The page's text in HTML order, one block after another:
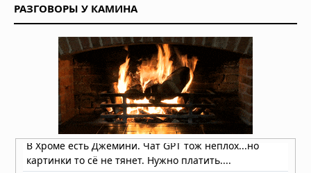
Землетрясение в Италии: магнитуда
4,7 у Неаполя, повреждения и
отключения электроэнергии
01.08.2026 в 09:32
Подводный супервулкан Кикай
заполняется свежей магмой: новое
исследование раскрывает механизм
перезарядки гигантских кальдер
01.08.2026 в 08:30
Необычный торнадо ударил по
одному пригороду Чикаго дважды
РАЗГОВОРЫ У КАМИНА